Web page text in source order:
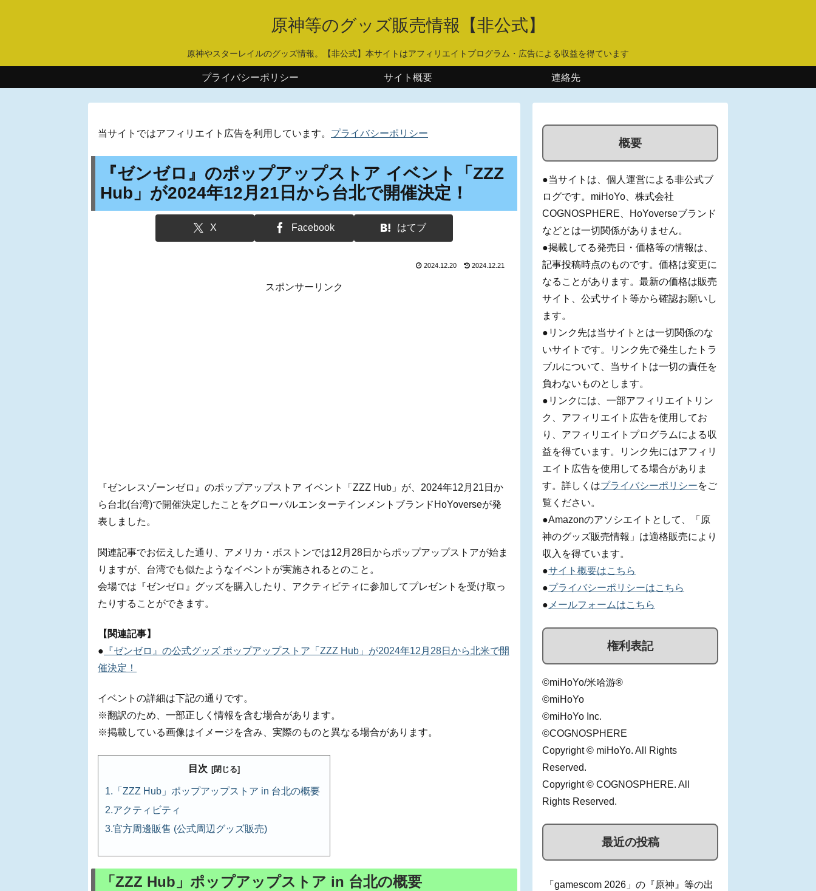
原神等のグッズ販売情報【非公式】
原神やスターレイルのグッズ情報。【非公式】本サイトはアフィリエイトプログラム・広告による収益を得ています
プライバシーポリシー サイト概要 連絡先
当サイトではアフィリエイト広告を利用しています。 プライバシーポリシー
『ゼンゼロ』のポップアップストア イベント「ZZZ
Hub」が2024年12月21日から台北で開催決定！
X Facebook はてブ
2024.12.20 2024.12.21
スポンサーリンク
『ゼンレスゾーンゼロ』のポップアップストア イベント「ZZZ Hub」が、2024年12月21日か
ら台北(台湾)で開催決定したことをグローバルエンターテインメントブランドHoYoverseが発
表しました。
関連記事でお伝えした通り、アメリカ・ボストンでは12月28日からポップアップストアが始ま
りますが、台湾でも似たようなイベントが実施されるとのこと。
会場では『ゼンゼロ』グッズを購入したり、アクティビティに参加してプレゼントを受け取っ
たりすることができます。
【関連記事】
● 『ゼンゼロ』の公式グッズ ポップアップストア「ZZZ Hub」が2024年12月28日から北米で開
催決定！
イベントの詳細は下記の通りです。
※翻訳のため、一部正しく情報を含む場合があります。
※掲載している画像はイメージを含み、実際のものと異なる場合があります。
目次
「ZZZ Hub」ポップアップストア in 台北の概要
アクティビティ
官方周邊販售 (公式周辺グッズ販売)
「ZZZ Hub」ポップアップストア in 台北の概要
概要
●当サイトは、個人運営による非公式ブ
ログです。miHoYo、株式会社
COGNOSPHERE、HoYoverseブランド
などとは一切関係がありません。
●掲載してる発売日・価格等の情報は、
記事投稿時点のものです。価格は変更に
なることがあります。最新の価格は販売
サイト、公式サイト等から確認お願いし
ます。
●リンク先は当サイトとは一切関係のな
いサイトです。リンク先で発生したトラ
ブルについて、当サイトは一切の責任を
負わないものとします。
●リンクには、一部アフィリエイトリン
ク、アフィリエイト広告を使用してお
り、アフィリエイトプログラムによる収
益を得ています。リンク先にはアフィリ
エイト広告を使用してる場合がありま
す。詳しくはプライバシーポリシーをご
覧ください。
●Amazonのアソシエイトとして、「原
神のグッズ販売情報」は適格販売により
収入を得ています。
●サイト概要はこちら
●プライバシーポリシーはこちら
● メールフォームはこちら
権利表記
©miHoYo/米哈游®
©miHoYo
©miHoYo Inc.
©COGNOSPHERE
Copyright © miHoYo. All Rights
Reserved.
Copyright © COGNOSPHERE. All
Rights Reserved.
最近の投稿
「gamescom 2026」の『原神』等の出